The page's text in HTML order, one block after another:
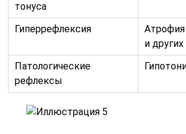
тонуса
Гиперрефлексия
и
Патологические
рефлексы